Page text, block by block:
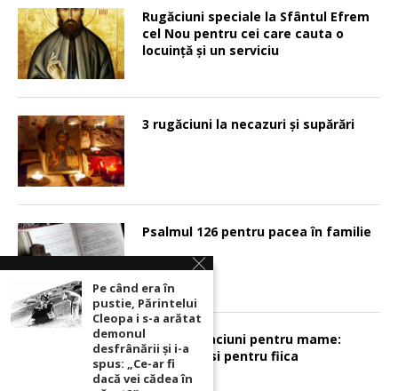
Rugăciuni speciale la Sfântul Efrem
cel Nou pentru cei care cauta o
locuinţă şi un serviciu
3 rugăciuni la necazuri și supărări
Psalmul 126 pentru pacea în familie
Sunt 2 rugaciuni pentru mame:
pentru fiu si pentru fiica
Pe când era în
pustie, Părintelui
Cleopa i s-a arătat
demonul
desfrânării şi i-a
spus: „Ce-ar fi
dacă vei cădea în